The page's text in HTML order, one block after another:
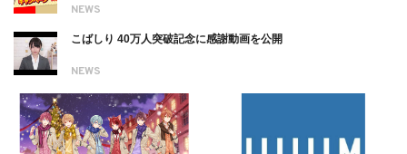
NEWS
NEWS
こばしり 40万人突破記念に感謝動画を公開